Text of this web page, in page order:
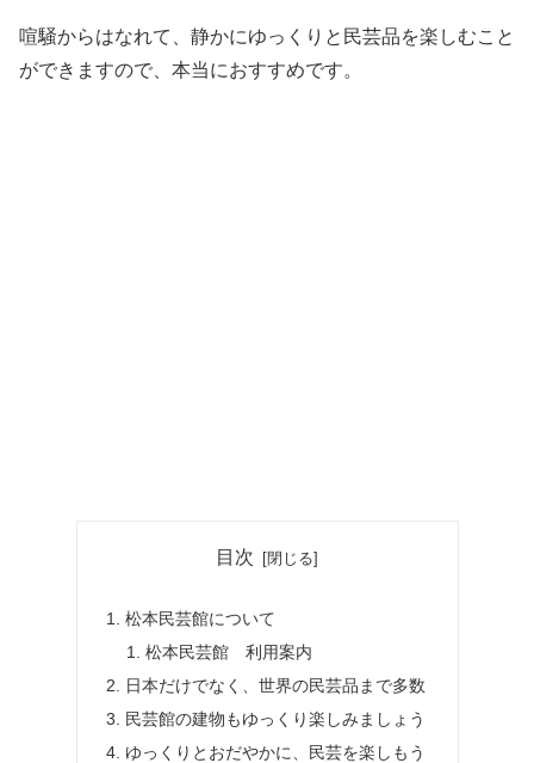
喧騒からはなれて、静かにゆっくりと民芸品を楽しむこと
ができますので、本当におすすめです。
目次
松本民芸館について
松本民芸館 利用案内
日本だけでなく、世界の民芸品まで多数
民芸館の建物もゆっくり楽しみましょう
ゆっくりとおだやかに、民芸を楽しもう